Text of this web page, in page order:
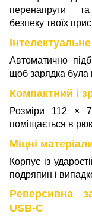
перенапруги
безпеку твоїх
Автоматично
щоб зарядка
Компактний і
Розміри 112 ×
поміщається в
Міцні
Корпус із
подряпин і
Реверсивна
USB-C